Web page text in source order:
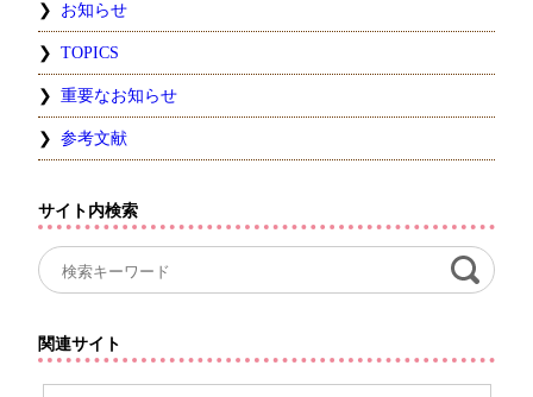
お知らせ
TOPICS
重要なお知らせ
参考文献
サイト内検索
関連サイト